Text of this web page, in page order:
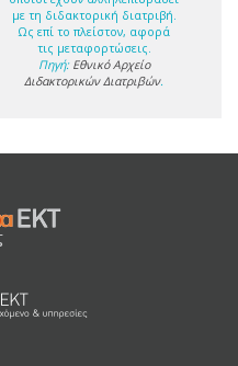
με τη διδακτορική διατριβή.
Ως επί το πλείστον, αφορά
τις μεταφορτώσεις.
Πηγή: Εθνικό Αρχείο
Διδακτορικών Διατριβών.